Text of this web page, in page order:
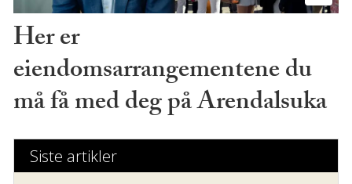
Her er
eiendomsarrangementene du
må få med deg på Arendalsuka
Siste artikler